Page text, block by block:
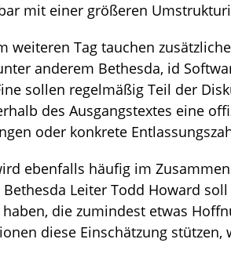
mit einer größeren
weiteren Tag tauchen
anderem Bethesda, id
sollen regelmäßig Teil der
des Ausgangstextes eine
oder konkrete
ebenfalls häufig im
Leiter Todd Howard
die zumindest etwas
diese Einschätzung